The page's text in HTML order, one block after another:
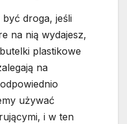
droga, jeśli
na nią wydajesz,
plastikowe
na
używać
i w ten